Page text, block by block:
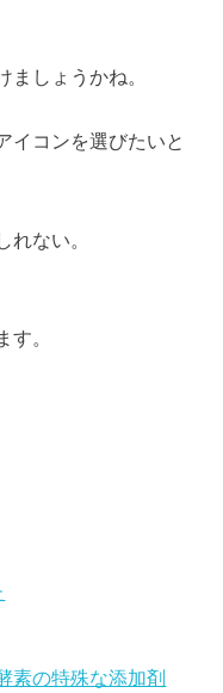
ましょうかね。
イコンを選びたいと
れない。
す。
素の特殊な添加剤